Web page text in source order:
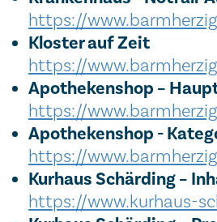
https://
Kloster auf Zeit
https://
Apothekenshop –
https://
Apothekenshop -
https://
Kurhaus Schärding –
https://www.kurhaus-